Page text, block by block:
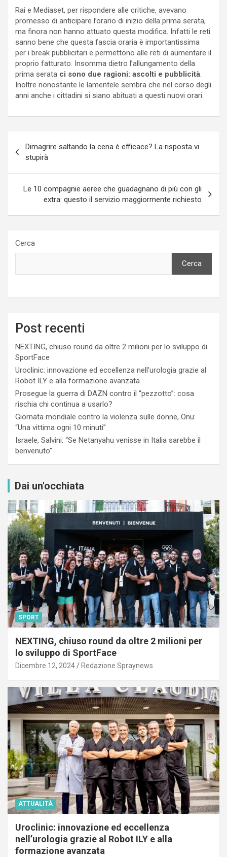
Rai e Mediaset, per rispondere alle critiche, avevano
promesso di anticipare l’orario di inizio della prima serata,
ma finora non hanno attuato questa modifica. Infatti le reti
sanno bene che questa fascia oraria è importantissima
per i break pubblicitari e permettono alle reti di aumentare il
proprio fatturato. Insomma dietro l’allungamento della
prima serata ci sono due ragioni: ascolti e pubblicità.
Inoltre nonostante le lamentele sembra che nel corso degli
anni anche i cittadini si siano abituati a questi nuovi orari.
articoli
Dimagrire saltando la cena è efficace? La risposta vi
stupirà
Le 10 compagnie aeree che guadagnano di più con gli
extra: questo il servizio maggiormente richiesto
Cerca
Cerca
Post recenti
NEXTING, chiuso round da oltre 2 milioni per lo sviluppo di
SportFace
Uroclinic: innovazione ed eccellenza nell’urologia grazie al
Robot ILY e alla formazione avanzata
Prosegue la guerra di DAZN contro il “pezzotto”: cosa
rischia chi continua a usarlo?
Giornata mondiale contro la violenza sulle donne, Onu:
“Una vittima ogni 10 minuti”
Israele, Salvini: “Se Netanyahu venisse in Italia sarebbe il
benvenuto”
Dai un'occhiata
SPORT
NEXTING, chiuso round da oltre 2 milioni per
lo sviluppo di SportFace
Dicembre 12, 2024 Redazione Spraynews
ATTUALITÀ
Uroclinic: innovazione ed eccellenza
nell’urologia grazie al Robot ILY e alla
formazione avanzata